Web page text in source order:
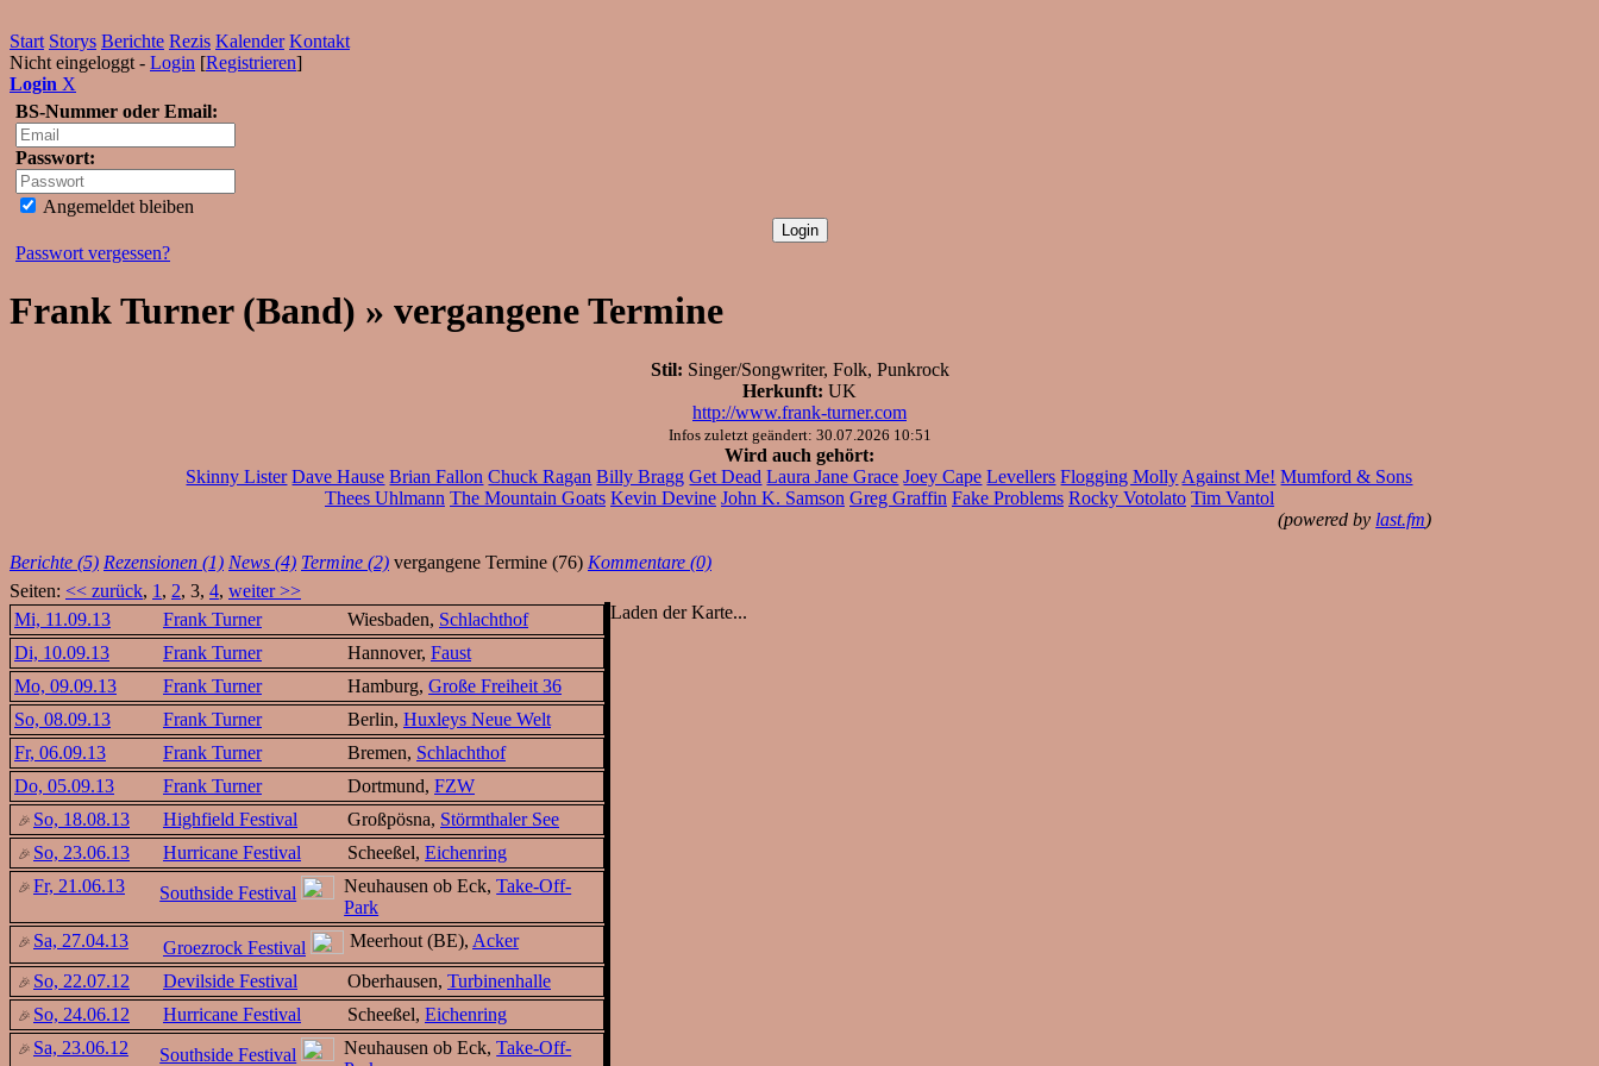
Start Storys Berichte Rezis Kalender Kontakt
Nicht eingeloggt - Login [Registrieren]
Login X
BS-Nummer oder Email:
Passwort:
Angemeldet bleiben
Passwort vergessen?
Frank Turner (Band) » vergangene Termine
Stil: Singer/Songwriter, Folk, Punkrock
Herkunft: UK
http://www.frank-turner.com
Infos zuletzt geändert: 30.07.2026 10:51
Wird auch gehört:
Skinny Lister Dave Hause Brian Fallon Chuck Ragan Billy Bragg Get Dead Laura Jane Grace Joey Cape Levellers Flogging Molly Against Me! Mumford & Sons
Thees Uhlmann The Mountain Goats Kevin Devine John K. Samson Greg Graffin Fake Problems Rocky Votolato Tim Vantol
(powered by last.fm)
Berichte (5) Rezensionen (1) News (4) Termine (2) vergangene Termine (76) Kommentare (0)
Seiten: << zurück, 1 , 2, 3, 4, weiter >>
Mi, 11.09.13
Frank Turner Wiesbaden, Schlachthof
Di, 10.09.13
Frank Turner Hannover, Faust
Mo, 09.09.13
Frank Turner Hamburg, Große Freiheit 36
So, 08.09.13
Frank Turner Berlin, Huxleys Neue Welt
Fr, 06.09.13
Frank Turner Bremen, Schlachthof
Do, 05.09.13
Frank Turner Dortmund, FZW
So, 18.08.13
Highfield Festival Großpösna, Störmthaler See
So, 23.06.13
Hurricane Festival Scheeßel, Eichenring
Fr, 21.06.13
Southside Festival Neuhausen ob Eck,Take-Off-
Park
Sa, 27.04.13
Groezrock Festival Meerhout (BE), Acker
So, 22.07.12
Devilside Festival Oberhausen, Turbinenhalle
So, 24.06.12
Hurricane Festival Scheeßel, Eichenring
Sa, 23.06.12
Southside Festival Neuhausen ob Eck,Take-Off-
Laden der Karte...